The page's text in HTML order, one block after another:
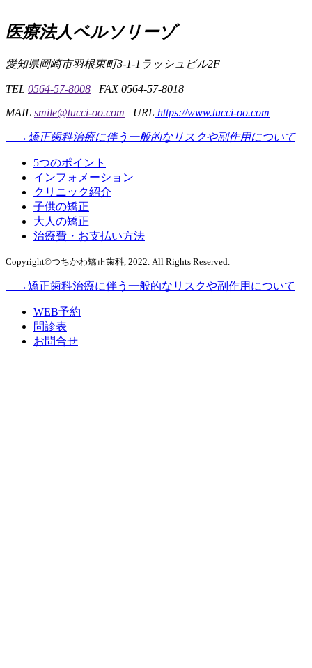
医療法人ベルソリーゾ
愛知県岡崎市羽根東町3-1-1 ラッシュビル2F
TEL 0564-57-8008
FAX 0564-57-8018
MAIL smile@tucci-oo.com URL https://www.tucci-oo.com
→矯正歯科治療に伴う一般的なリスクや副作用について
5つのポイント
インフォメーション
クリニック紹介
子供の矯正
大人の矯正
治療費・お支払い方法
Copyright©つちかわ矯正歯科, 2022. All Rights Reserved.
→矯正歯科治療に伴う一般的なリスクや副作用について
WEB予約
問診表
お問合せ